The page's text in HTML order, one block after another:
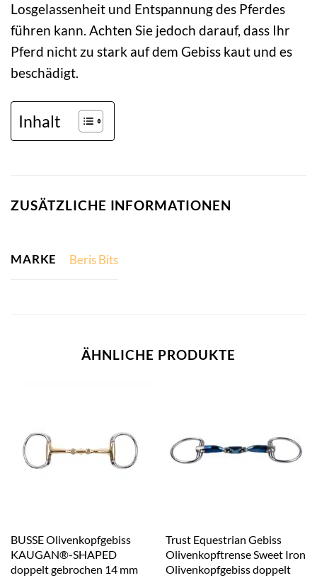
Losgelassenheit und Entspannung des Pferdes
führen kann. Achten Sie jedoch darauf, dass Ihr
Pferd nicht zu stark auf dem Gebiss kaut und es
beschädigt.
Inhalt
ZUSÄTZLICHE INFORMATIONEN
MARKE Beris Bits
ÄHNLICHE PRODUKTE
BUSSE Olivenkopfgebiss
KAUGAN®-SHAPED
doppelt gebrochen 14 mm
Trust Equestrian Gebiss
Olivenkopftrense Sweet Iron
Olivenkopfgebiss doppelt